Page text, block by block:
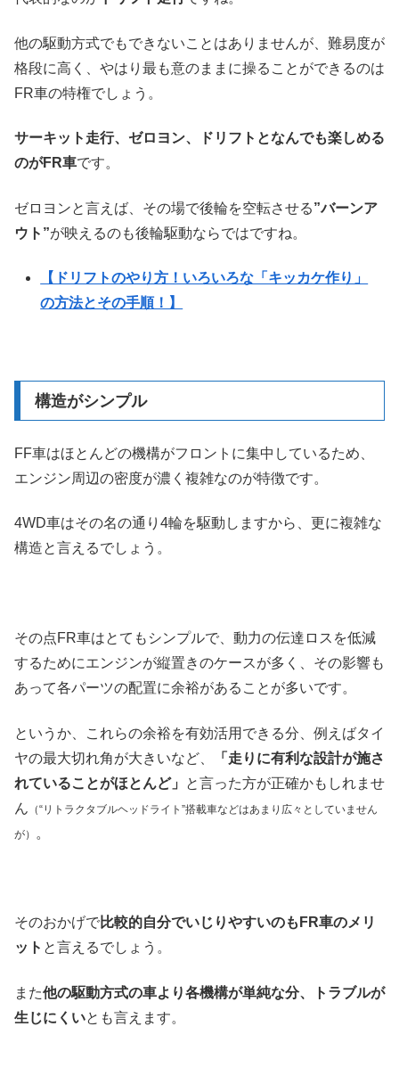
他の駆動方式でもできないことはありませんが、難易度が
格段に高く、やはり最も意のままに操ることができるのは
FR車の特権でしょう。
サーキット走行、ゼロヨン、ドリフトとなんでも楽しめる
のがFR車です。
ゼロヨンと言えば、その場で後輪を空転させる”バーンア
ウト”が映えるのも後輪駆動ならではですね。
【ドリフトのやり方！いろいろな「キッカケ作り」
の方法とその手順！】
構造がシンプル
FF車はほとんどの機構がフロントに集中しているため、
エンジン周辺の密度が濃く複雑なのが特徴です。
4WD車はその名の通り4輪を駆動しますから、更に複雑な
構造と言えるでしょう。
その点FR車はとてもシンプルで、動力の伝達ロスを低減
するためにエンジンが縦置きのケースが多く、その影響も
あって各パーツの配置に余裕があることが多いです。
というか、これらの余裕を有効活用できる分、例えばタイ
ヤの最大切れ角が大きいなど、
「走りに有利な設計が施さ
れていることがほとんど」
と言った方が正確かもしれませ
ん （“リトラクタブルヘッドライト”搭載車などはあまり広々としていません
が）
。
そのおかげで比較的自分でいじりやすいのもFR車のメリ
ット と言えるでしょう。
また他の駆動方式の車より各機構が単純な分、トラブルが
生じにくいとも言えます。